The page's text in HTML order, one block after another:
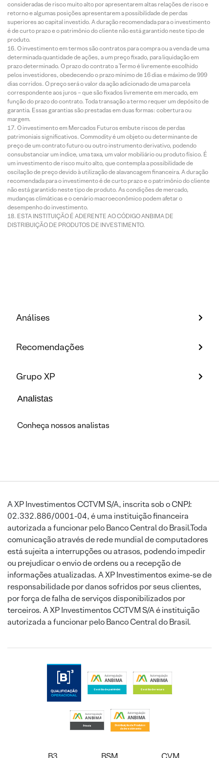
consideradas de risco muito alto por apresentarem altas relações de risco e
retorno e algumas posições apresentarem a possibilidade de perdas
superiores ao capital investido. A duração recomendada para o investimento
é de curto prazo e o patrimônio do cliente não está garantido neste tipo de
produto.
O investimento em termos são contratos para compra ou a venda de uma
determinada quantidade de ações, a um preço fixado, para liquidação em
prazo determinado. O prazo do contrato a Termo é livremente escolhido
pelos investidores, obedecendo o prazo mínimo de 16 dias e máximo de 999
dias corridos. O preço será o valor da ação adicionado de uma parcela
correspondente aos juros – que são fixados livremente em mercado, em
função do prazo do contrato. Toda transação a termo requer um depósito de
garantia. Essas garantias são prestadas em duas formas: cobertura ou
margem.
O investimento em Mercados Futuros embute riscos de perdas
patrimoniais significativos. Commodity é um objeto ou determinante de
preço de um contrato futuro ou outro instrumento derivativo, podendo
consubstanciar um índice, uma taxa, um valor mobiliário ou produto físico. É
um investimento de risco muito alto, que contempla a possibilidade de
oscilação de preço devido à utilização de alavancagem financeira. A duração
recomendada para o investimento é de curto prazo e o patrimônio do cliente
não está garantido neste tipo de produto. As condições de mercado,
mudanças climáticas e o cenário macroeconômico podem afetar o
desempenho do investimento.
ESTA INSTITUIÇÃO É ADERENTE AO CÓDIGO ANBIMA DE
DISTRIBUIÇÃO DE PRODUTOS DE INVESTIMENTO.
Análises
Recomendações
Grupo XP
Analistas
Conheça nossos analistas
A XP Investimentos CCTVM S/A, inscrita sob o CNPJ:
02.332.886/0001-04, é uma instituição financeira
autorizada a funcionar pelo Banco Central do Brasil.Toda
comunicação através de rede mundial de computadores
está sujeita a interrupções ou atrasos, podendo impedir
ou prejudicar o envio de ordens ou a recepção de
informações atualizadas. A XP Investimentos exime-se de
responsabilidade por danos sofridos por seus clientes,
por força de falha de serviços disponibilizados por
terceiros. A XP Investimentos CCTVM S/A é instituição
autorizada a funcionar pelo Banco Central do Brasil.